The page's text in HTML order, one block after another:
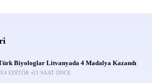
Biyologlar Litvanyada 4 Madalya Kazandı
EDITÖR 21 SAAT ÖNCE